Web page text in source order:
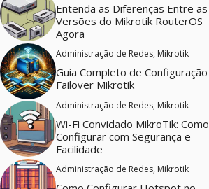
Entenda as Diferenças Entre as
Versões do Mikrotik RouterOS
Agora
Administração de Redes, Mikrotik
Guia Completo de Configuração
Failover Mikrotik
Administração de Redes, Mikrotik
Wi-Fi Convidado MikroTik: Como
Configurar com Segurança e
Facilidade
Administração de Redes, Mikrotik